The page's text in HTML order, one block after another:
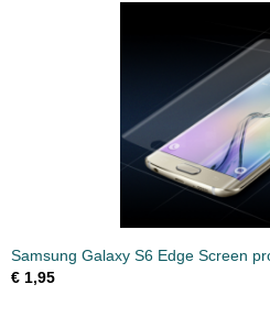
Samsung Galaxy S6 Edge Screen
€ 1,95